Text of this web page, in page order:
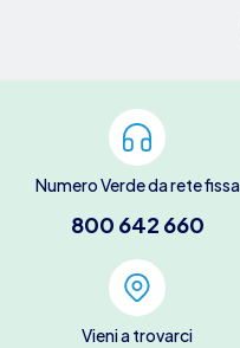
Numero Verde da rete fissa
800 642 660
Vieni a trovarci